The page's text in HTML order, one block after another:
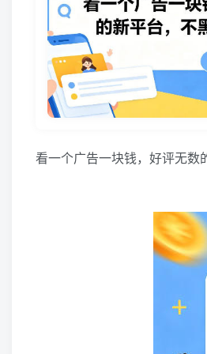
看一个广告一块钱，好评无数